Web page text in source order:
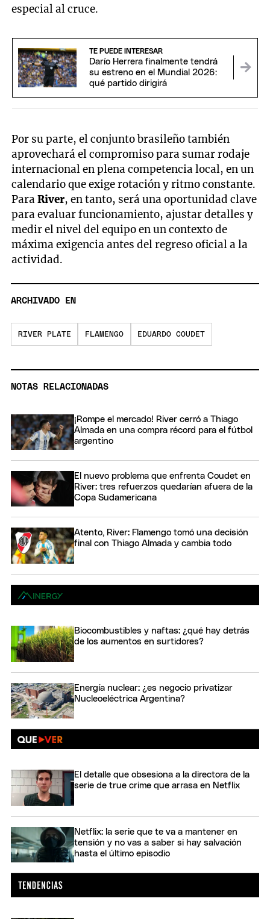
especial al cruce.
TE PUEDE INTERESAR
Darío Herrera finalmente tendrá
su estreno en el Mundial 2026:
qué partido dirigirá
Por su parte, el conjunto brasileño también
aprovechará el compromiso para sumar rodaje
internacional en plena competencia local, en un
calendario que exige rotación y ritmo constante.
ParaRiver, en tanto, será una oportunidad clave
para evaluar funcionamiento, ajustar detalles y
medir el nivel del equipo en un contexto de
máxima exigencia antes del regreso oficial a la
actividad.
ARCHIVADO EN
RIVER PLATE FLAMENGO EDUARDO COUDET
NOTAS RELACIONADAS
¡Rompe el mercado! River cerró a Thiago
Almada en una compra récord para el fútbol
argentino
El nuevo problema que enfrenta Coudet en
River: tres refuerzos quedarían afuera de la
Copa Sudamericana
Atento, River: Flamengo tomó una decisión
final con Thiago Almada y cambia todo
Biocombustibles y naftas: ¿qué hay detrás
de los aumentos en surtidores?
Energía nuclear: ¿es negocio privatizar
Nucleoeléctrica Argentina?
El detalle que obsesiona a la directora de la
serie de true crime que arrasa en Netflix
Netflix: la serie que te va a mantener en
tensión y no vas a saber si hay salvación
hasta el último episodio